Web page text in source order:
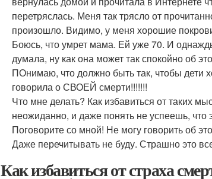
перетряслась. Меня так трясло от
произошло. Видимо, у меня хорошие
Боюсь, что умрет мама. Ей уже 70. И
думала, ну как она может так спокойно об
ПОнимаю, что должно быть так, чтобы дети
говорила о СВОЕЙ смерти!!!!!!!
Что мне делать? Как избавиться от таких
неожиданно, и даже понять не успеешь, что
Поговорите со мной! Не могу говорить об
Даже перечитывать не буду. Страшно это
Как избавиться от страха